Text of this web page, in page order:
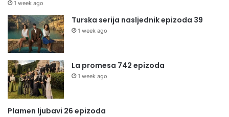
1 week ago
Turska serija nasljednik epizoda 39
1 week ago
La promesa 742 epizoda
1 week ago
Plamen ljubavi 26 epizoda